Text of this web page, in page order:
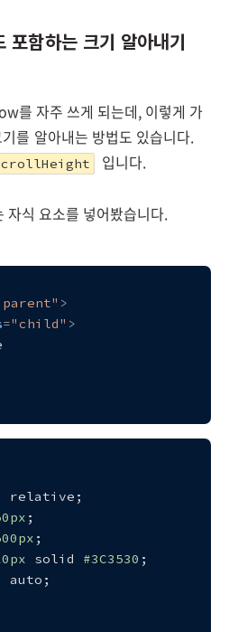
함하는 크기 알아내기
를 자주 쓰게 되는데, 이렇게 가
를 알아내는 방법도 있습니다.
입니다.
식 요소를 넣어봤습니다.
>
="child" >
relative;
;
;
solid #3C3530 ;
auto;